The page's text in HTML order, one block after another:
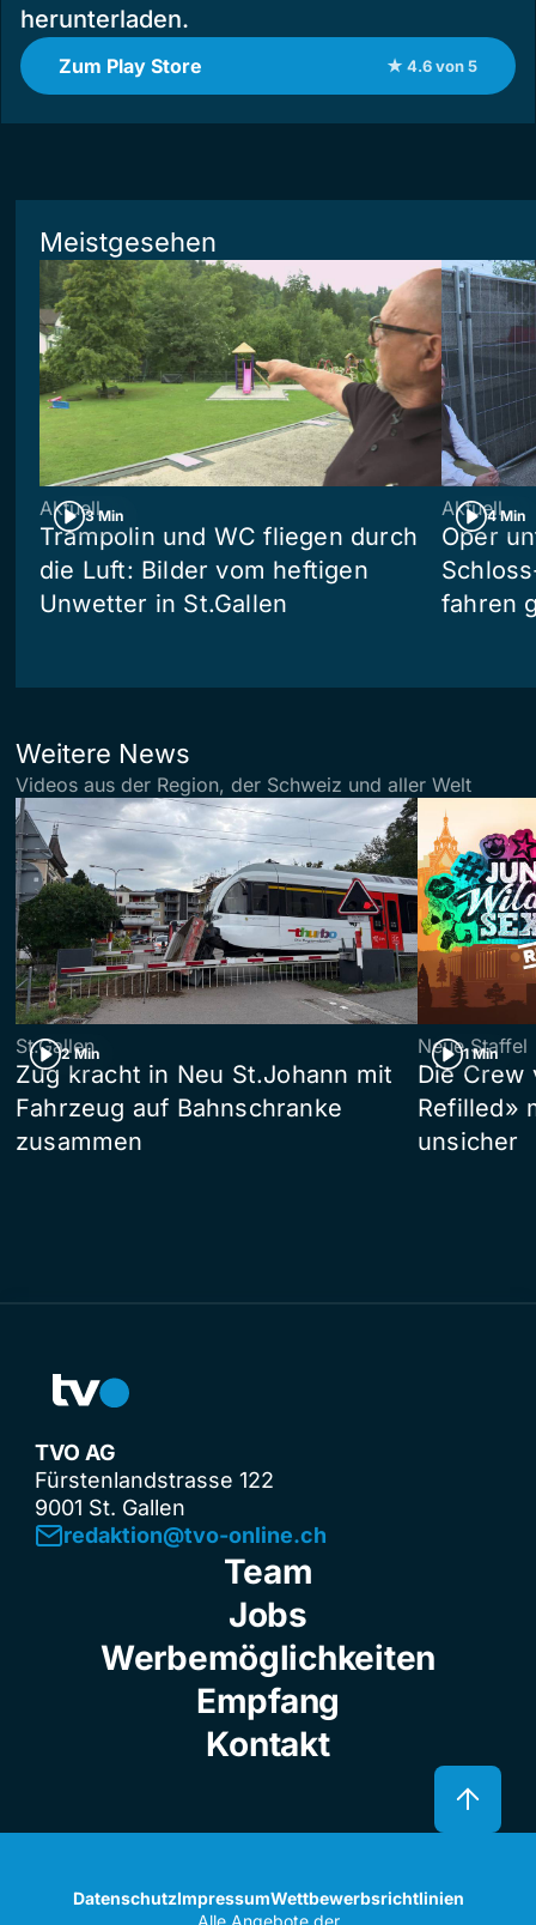
herunterladen.
Zum Play Store ★ 4.6 von 5
Meistgesehen
3 Min
Aktuell
Trampolin und WC fliegen durch
die Luft: Bilder vom heftigen
Unwetter in St.Gallen
4 Min
Aktuell
Oper
fahren
Weitere News
Videos aus der Region, der Schweiz und aller Welt
2 Min
St.Gallen
Zug kracht in Neu St.Johann mit
Fahrzeug auf Bahnschranke
zusammen
1 Min
Neue Staffel
Die Crew
Refilled»
unsicher
TVO AG
Fürstenlandstrasse 122
9001 St. Gallen
redaktion@tvo-online.ch
Team
Jobs
Werbemöglichkeiten
Empfang
Kontakt
DatenschutzImpressumWettbewerbsrichtlinien